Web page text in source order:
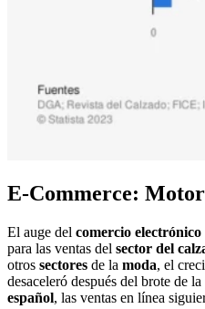
E-Commerce:
El auge del comercio electrónico
para las ventas del sector del
otros sectores de la moda, el
desaceleró después del brote de la
español, las ventas en línea